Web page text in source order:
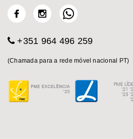
+351 964 496 259
(Chamada para a rede móvel nacional PT)